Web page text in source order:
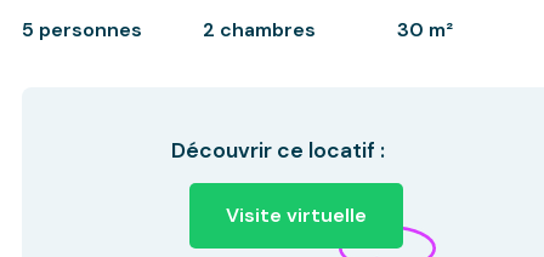
5 personnes 2 chambres 30 m²
Découvrir ce locatif :
Visite virtuelle